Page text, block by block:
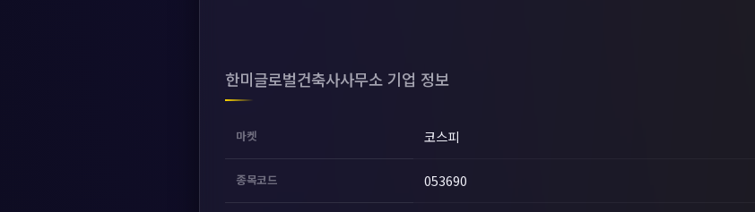
한미글로벌건축사사무소 기업 정보
마켓 코스피
종목코드 053690